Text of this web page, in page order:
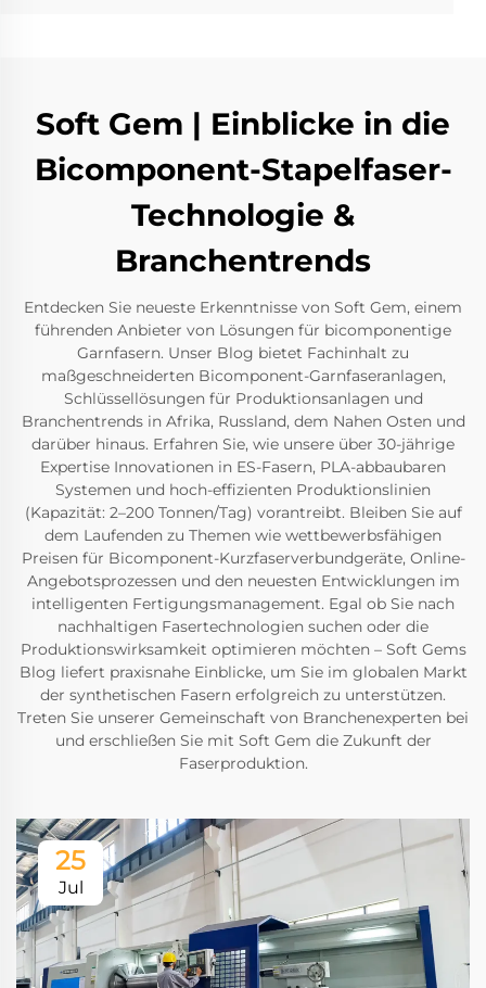
Soft Gem | Einblicke in die
Bicomponent-Stapelfaser-
Technologie &
Branchentrends
Entdecken Sie neueste Erkenntnisse von Soft Gem, einem
führenden Anbieter von Lösungen für bicomponentige
Garnfasern. Unser Blog bietet Fachinhalt zu
maßgeschneiderten Bicomponent-Garnfaseranlagen,
Schlüssellösungen für Produktionsanlagen und
Branchentrends in Afrika, Russland, dem Nahen Osten und
darüber hinaus. Erfahren Sie, wie unsere über 30-jährige
Expertise Innovationen in ES-Fasern, PLA-abbaubaren
Systemen und hoch-effizienten Produktionslinien
(Kapazität: 2–200 Tonnen/Tag) vorantreibt. Bleiben Sie auf
dem Laufenden zu Themen wie wettbewerbsfähigen
Preisen für Bicomponent-Kurzfaserverbundgeräte, Online-
Angebotsprozessen und den neuesten Entwicklungen im
intelligenten Fertigungsmanagement. Egal ob Sie nach
nachhaltigen Fasertechnologien suchen oder die
Produktionswirksamkeit optimieren möchten – Soft Gems
Blog liefert praxisnahe Einblicke, um Sie im globalen Markt
der synthetischen Fasern erfolgreich zu unterstützen.
Treten Sie unserer Gemeinschaft von Branchenexperten bei
und erschließen Sie mit Soft Gem die Zukunft der
Faserproduktion.
25
Jul